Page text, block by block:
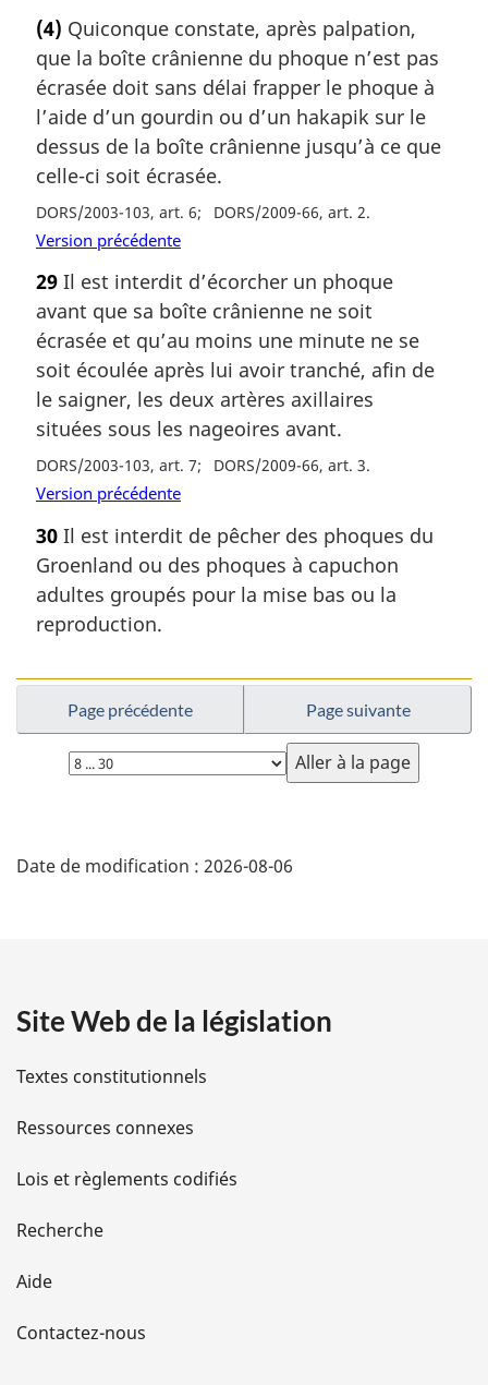
(4) Quiconque constate, après palpation,
que la boîte crânienne du phoque n’est pas
écrasée doit sans délai frapper le phoque à
l’aide d’un gourdin ou d’un hakapik sur le
dessus de la boîte crânienne jusqu’à ce que
celle-ci soit écrasée.
DORS/2003-103, art. 6 DORS/2009-66, art. 2
Version précédente
29 Il est interdit d’écorcher un phoque
avant que sa boîte crânienne ne soit
écrasée et qu’au moins une minute ne se
soit écoulée après lui avoir tranché, afin de
le saigner, les deux artères axillaires
situées sous les nageoires avant.
DORS/2003-103, art. 7 DORS/2009-66, art. 3
Version précédente
30 Il est interdit de pêcher des phoques du
Groenland ou des phoques à capuchon
adultes groupés pour la mise bas ou la
reproduction.
Page précédente Page suivante
Choisissez
la
é
i
l
s
d
e
l
Date de modification : 2026-08-06
Site Web de la législation
Textes constitutionnels
Ressources connexes
Lois et règlements codifiés
Recherche
Aide
Contactez-nous